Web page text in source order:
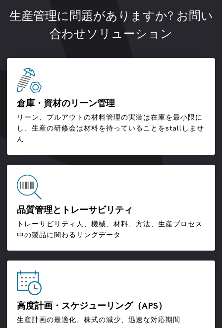
生産管理に問題がありますか? お問い
合わせソリューション
倉庫・資材のリーン管理
リーン、プルアウトの材料管理の実装は在庫を最小限に
し、生産の研修会は材料を待っていることをstallしませ
ん
品質管理とトレーサビリティ
トレーサビリティ人、機械、材料、方法、生産プロセス
中の製品に関わるリングデータ
高度計画・スケジューリング（APS）
生産計画の最適化、株式の減少、迅速な対応期間